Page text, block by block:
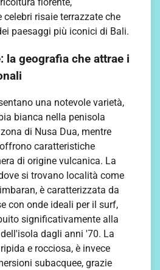
risaie terrazzate che
paesaggi più iconici di Bali.
la geografia che attrae i
una notevole varietà,
bianca nella penisola
di Nusa Dua, mentre
caratteristiche
di origine vulcanica. La
si trovano località come
è caratterizzata da
con onde ideali per il surf,
significativamente alla
dagli anni '70. La
e rocciosa, è invece
subacquee, grazie